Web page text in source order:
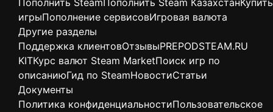
Пополнить Steam Пополнить Steam КазахстанКупить
игрыПополнение сервисовИгровая валюта
Другие разделы
Поддержка клиентовОтзывыPREPODSTEAM.RU
KITКурс валют Steam MarketПоиск игр по
описаниюГид по SteamНовостиСтатьи
Документы
Политика конфиденциальностиПользовательское